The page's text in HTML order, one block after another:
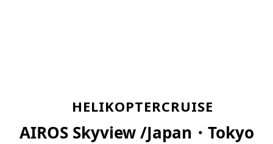
HELIKOPTERCRUISE
AIROS Skyview /Japan・Tokyo